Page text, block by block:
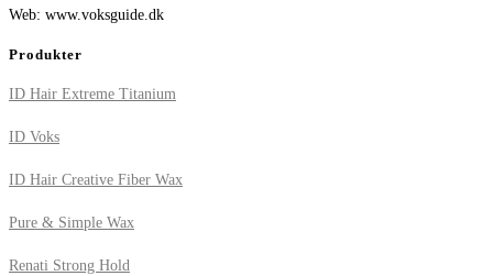
Web: www.voksguide.dk
Produkter
ID Hair Extreme Titanium
ID Voks
ID Hair Creative Fiber Wax
Pure & Simple Wax
Renati Strong Hold